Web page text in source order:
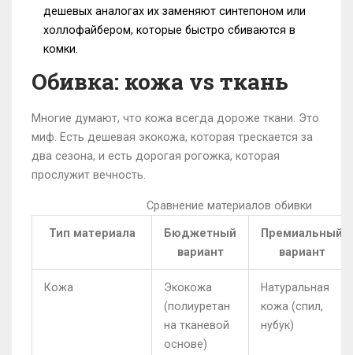
дешевых аналогах их заменяют синтепоном или
холлофайбером, которые быстро сбиваются в
комки.
Обивка: кожа vs ткань
Многие думают, что кожа всегда дороже ткани. Это
миф. Есть дешевая экокожа, которая трескается за
два сезона, и есть дорогая рогожка, которая
прослужит вечность.
Сравнение материалов обивки
Тип материала
Бюджетный
вариант
Премиальный
вариант
Кожа
Экокожа
(полиуретан
на тканевой
основе)
Натуральная
кожа (спил,
нубук)